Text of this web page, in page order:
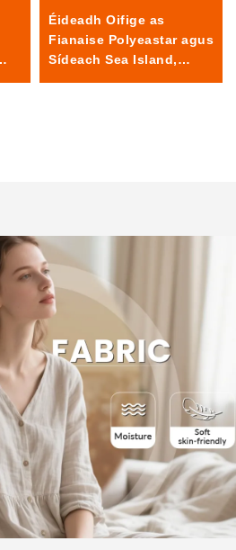
Éideadh Oifige as
Fianaise Polyeastar agus
Sídeach Sea Island,